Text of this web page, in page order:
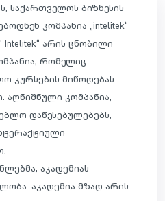
საქართველოს ბიზნესის
კომპანია „intelitek“
არის ცნობილი
რომელიც
კურსების მიწოდებას
კომპანია,
დაწესებულებებს,
აკადემიას
აკადემია მზად არის